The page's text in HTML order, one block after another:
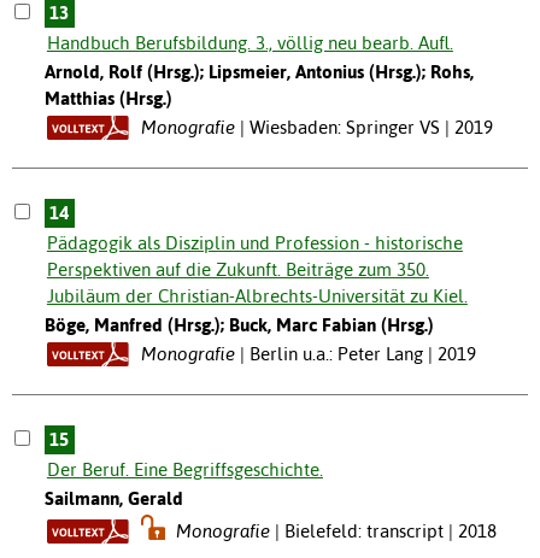
13
Handbuch Berufsbildung. 3., völlig neu bearb. Aufl.
Arnold, Rolf (Hrsg.); Lipsmeier, Antonius (Hrsg.); Rohs,
Matthias (Hrsg.)
Monografie
Wiesbaden: Springer VS | 2019
14
Pädagogik als Disziplin und Profession - historische
Perspektiven auf die Zukunft. Beiträge zum 350.
Jubiläum der Christian-Albrechts-Universität zu Kiel.
Böge, Manfred (Hrsg.); Buck, Marc Fabian (Hrsg.)
Monografie
Berlin u.a.: Peter Lang | 2019
15
Der Beruf. Eine Begriffsgeschichte.
Sailmann, Gerald
Monografie
Bielefeld: transcript | 2018